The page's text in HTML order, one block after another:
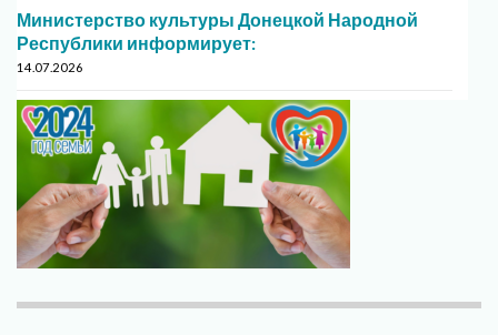
Министерство культуры Донецкой Народной
Республики информирует:
14.07.2026